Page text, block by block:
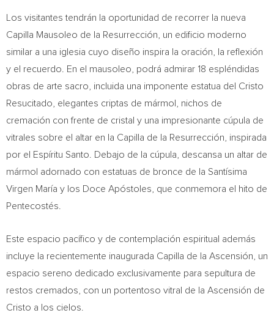
Los visitantes tendrán la oportunidad de recorrer la nueva
Capilla Mausoleo de la Resurrección, un edificio moderno
similar a una iglesia cuyo diseño inspira la oración, la reflexión
y el recuerdo. En el mausoleo, podrá admirar 18 espléndidas
obras de arte sacro, incluida una imponente estatua del Cristo
Resucitado, elegantes criptas de mármol, nichos de
cremación con frente de cristal y una impresionante cúpula de
vitrales sobre el altar en la Capilla de la Resurrección, inspirada
por el Espíritu Santo. Debajo de la cúpula, descansa un altar de
mármol adornado con estatuas de bronce de la Santísima
Virgen María y los Doce Apóstoles, que conmemora el hito de
Pentecostés.
Este espacio pacífico y de contemplación espiritual además
incluye la recientemente inaugurada Capilla de la Ascensión, un
espacio sereno dedicado exclusivamente para sepultura de
restos cremados, con un portentoso vitral de la Ascensión de
Cristo a los cielos.